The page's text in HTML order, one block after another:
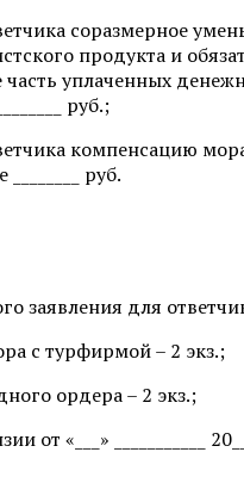
соразмерное
продукта и
часть уплаченных
руб.;
компенсацию
руб.
заявления для
с турфирмой – 2 экз.;
ордера – 2 экз.;
от «___» ___________